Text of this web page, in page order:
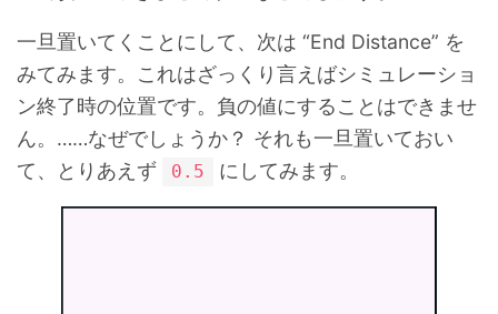
一旦置いてくことにして、次は “End Distance” を
みてみます。これはざっくり言えばシミュレーショ
ン終了時の位置です。負の値にすることはできませ
ん。……なぜでしょうか？ それも一旦置いておい
て、とりあえず
0.5 にしてみます。